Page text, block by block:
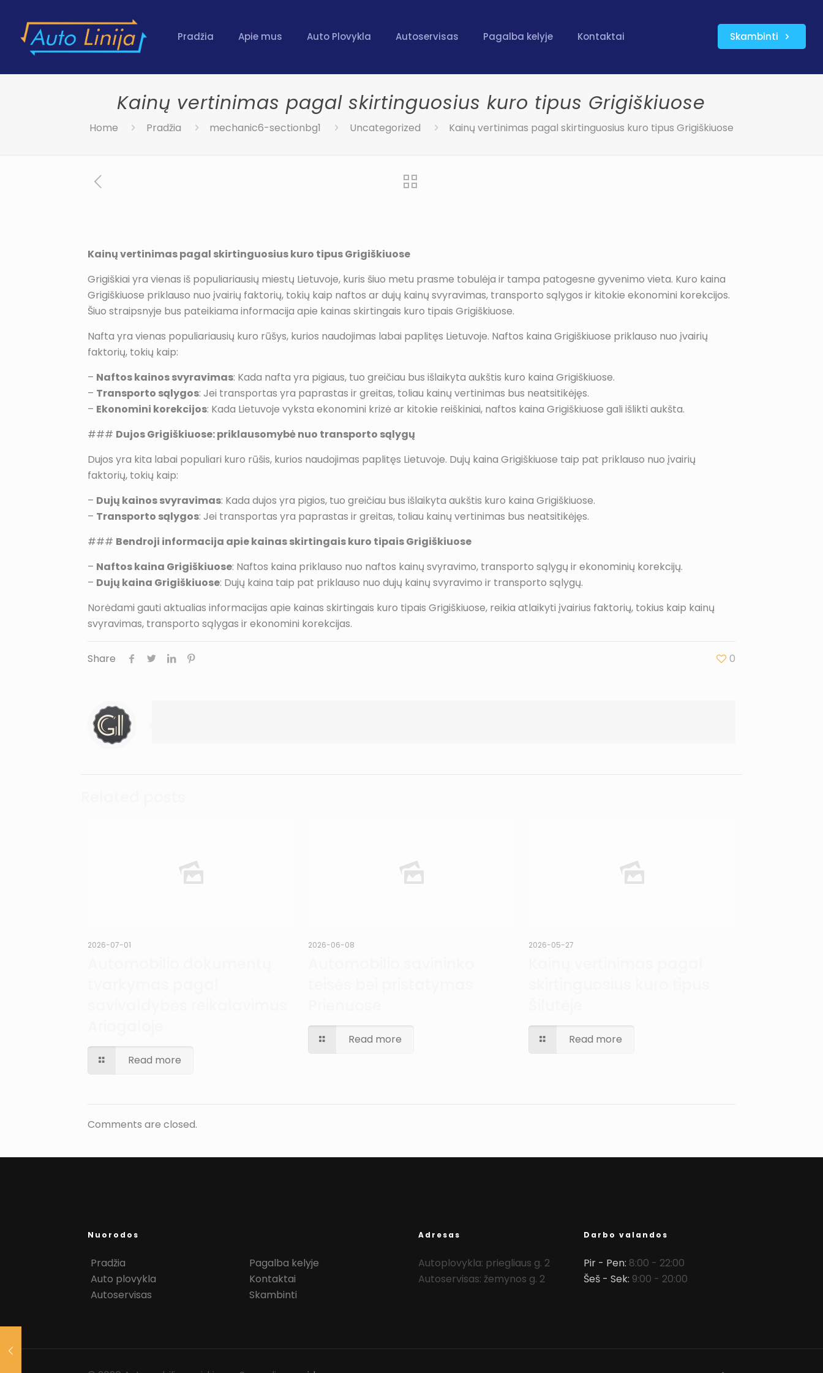
Pradžia Apie mus Auto Plovykla Autoservisas Pagalba kelyje Kontaktai Skambinti
Kainų vertinimas pagal skirtinguosius kuro tipus Grigiškiuose
Home Pradžia mechanic6-sectionbg1 Uncategorized Kainų vertinimas pagal skirtinguosius kuro tipus Grigiškiuose
Kainų vertinimas pagal skirtinguosius kuro tipus Grigiškiuose
Grigiškiai yra vienas iš populiariausių miestų Lietuvoje, kuris šiuo metu prasme tobulėja ir tampa patogesne gyvenimo vieta. Kuro kaina
Grigiškiuose priklauso nuo įvairių faktorių, tokių kaip naftos ar dujų kainų svyravimas, transporto sąlygos ir kitokie ekonomini korekcijos.
Šiuo straipsnyje bus pateikiama informacija apie kainas skirtingais kuro tipais Grigiškiuose.
Nafta yra vienas populiariausių kuro rūšys, kurios naudojimas labai paplitęs Lietuvoje. Naftos kaina Grigiškiuose priklauso nuo įvairių
faktorių, tokių kaip:
– Naftos kainos svyravimas: Kada nafta yra pigiaus, tuo greičiau bus išlaikyta aukštis kuro kaina Grigiškiuose.
– Transporto sąlygos: Jei transportas yra paprastas ir greitas, toliau kainų vertinimas bus neatsitikėjęs.
– Ekonomini korekcijos: Kada Lietuvoje vyksta ekonomini krizė ar kitokie reiškiniai, naftos kaina Grigiškiuose gali išlikti aukšta.
### Dujos Grigiškiuose: priklausomybė nuo transporto sąlygų
Dujos yra kita labai populiari kuro rūšis, kurios naudojimas paplitęs Lietuvoje. Dujų kaina Grigiškiuose taip pat priklauso nuo įvairių
faktorių, tokių kaip:
– Dujų kainos svyravimas: Kada dujos yra pigios, tuo greičiau bus išlaikyta aukštis kuro kaina Grigiškiuose.
– Transporto sąlygos: Jei transportas yra paprastas ir greitas, toliau kainų vertinimas bus neatsitikėjęs.
### Bendroji informacija apie kainas skirtingais kuro tipais Grigiškiuose
– Naftos kaina Grigiškiuose: Naftos kaina priklauso nuo naftos kainų svyravimo, transporto sąlygų ir ekonominių korekcijų.
– Dujų kaina Grigiškiuose: Dujų kaina taip pat priklauso nuo dujų kainų svyravimo ir transporto sąlygų.
Norėdami gauti aktualias informacijas apie kainas skirtingais kuro tipais Grigiškiuose, reikia atlaikyti įvairius faktorių, tokius kaip kainų
svyravimas, transporto sąlygas ir ekonomini korekcijas.
Share 0
2026-07-01
Read more
2026-06-08
Read more
2026-05-27
Read more
Comments are closed.
Nuorodos
Pradžia
Auto plovykla
Autoservisas
Pagalba kelyje
Kontaktai
Skambinti
Adresas
Autoplovykla: priegliaus g. 2
Autoservisas: žemynos g. 2
Darbo valandos
Pir - Pen: 8:00 - 22:00
Šeš - Sek: 9:00 - 20:00